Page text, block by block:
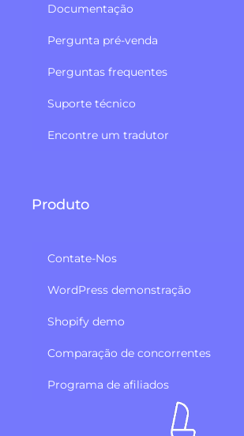
Documentação
Pergunta pré-venda
Perguntas frequentes
Suporte técnico
Encontre um tradutor
Produto
Contate-Nos
WordPress demonstração
Shopify demo
Comparação de concorrentes
Programa de afiliados